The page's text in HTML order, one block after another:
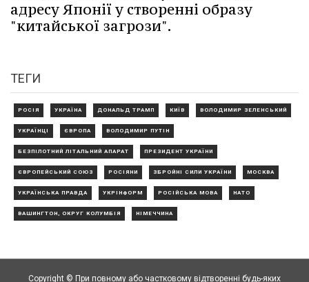
адресу Японії у створенні образу
"китайської загрози".
ТЕГИ
РОСІЯ УКРАЇНА ДОНАЛЬД ТРАМП КИЇВ ВОЛОДИМИР ЗЕЛЕНСЬКИЙ
УКРАЇНЦІ ЄВРОПА ВОЛОДИМИР ПУТІН
БЕЗПІЛОТНИЙ ЛІТАЛЬНИЙ АПАРАТ ПРЕЗИДЕНТ УКРАЇНИ
ЄВРОПЕЙСЬКИЙ СОЮЗ РОСІЯНИ ЗБРОЙНІ СИЛИ УКРАЇНИ МОСКВА
УКРАЇНСЬКА ПРАВДА УКРІНФОРМ РОСІЙСЬКА МОВА НАТО
ВАШИНГТОН, ОКРУГ КОЛУМБІЯ НІМЕЧЧИНА
Copyright © При повному або частковому відтворенні будь-яких